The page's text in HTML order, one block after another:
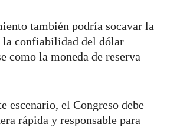
también podría socavar la
confiabilidad del dólar
como la moneda de reserva
escenario, el Congreso debe
rápida y responsable para